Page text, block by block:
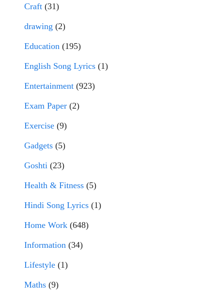
Craft (31)
drawing (2)
Education (195)
English Song Lyrics (1)
Entertainment (923)
Exam Paper (2)
Exercise (9)
Gadgets (5)
Goshti (23)
Health & Fitness (5)
Hindi Song Lyrics (1)
Home Work (648)
Information (34)
Lifestyle (1)
Maths (9)